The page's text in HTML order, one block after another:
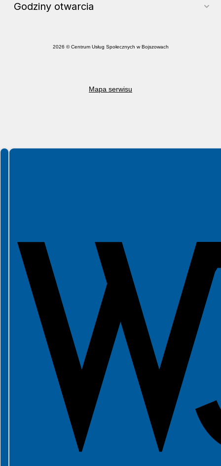
Godziny otwarcia
2026 © Centrum Usług Społecznych w Bojszowach
Mapa serwisu
Spełniamy standardy WCAG 2.2
Spełniamy standardy W3C